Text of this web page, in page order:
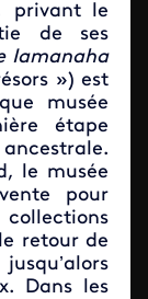
privant le
de ses
Iamanaha
») est
musée
étape
le musée
pour
retour de
Dans les